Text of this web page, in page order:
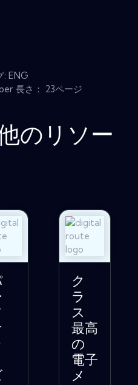
: ENG
長さ： 23ページ
のリソー
ク
ラ
ス
最高
の
電子
メ